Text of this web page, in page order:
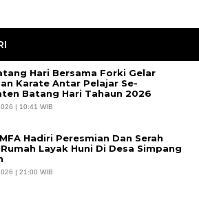
Hari Bersama Forki Gelar
Karate Antar Pelajar Se-
Batang Hari Tahaun 2026
| 10:41 WIB
Hadiri Peresmian Dan Serah
Layak Huni Di Desa Simpang
| 21:00 WIB